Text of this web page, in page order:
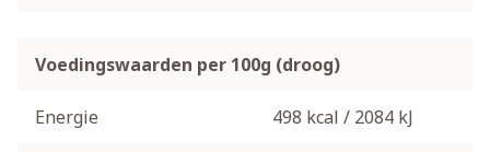
Voedingswaarden per 100g (droog)
Energie 498 kcal / 2084 kJ